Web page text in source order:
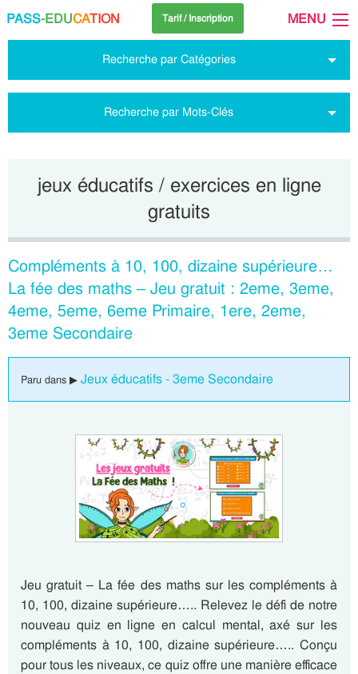
PASS-EDUCATION Tarif / Inscription MENU
Recherche par Catégories
Recherche par Mots-Clés
jeux éducatifs / exercices en ligne
gratuits
Compléments à 10, 100, dizaine supérieure…
La fée des maths – Jeu gratuit : 2eme, 3eme,
4eme, 5eme, 6eme Primaire, 1ere, 2eme,
3eme Secondaire
Paru dans ▶ Jeux éducatifs - 3eme Secondaire
Jeu gratuit – La fée des maths sur les compléments à
10, 100, dizaine supérieure….. Relevez le défi de notre
nouveau quiz en ligne en calcul mental, axé sur les
compléments à 10, 100, dizaine supérieure….. Conçu
pour tous les niveaux, ce quiz offre une manière efficace